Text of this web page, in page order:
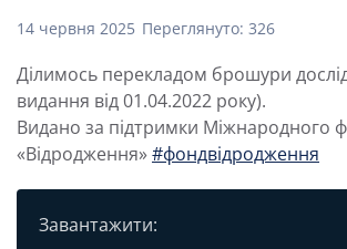
14 червня 2025 Переглянуто: 326
Ділимось перекладом брошури
видання від 01.04.2022 року).
Видано за підтримки Міжнародного
«Відродження»#фондвідродження
Завантажити: